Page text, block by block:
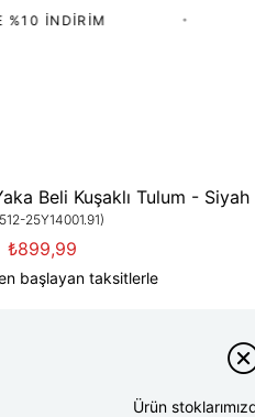
İNDIRIM
Beli Kuşaklı Tulum - Siyah
25Y14001.91)
₺899,99
başlayan taksitlerle
Ürün